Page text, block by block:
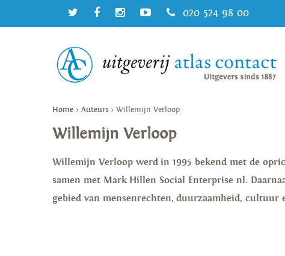
020 524 98 00
Home > Auteurs > Willemijn Verloop
Willemijn Verloop
Willemijn Verloop werd in 1995 bekend met de
samen met Mark Hillen Social Enterprise nl.
gebied van mensenrechten, duurzaamheid,